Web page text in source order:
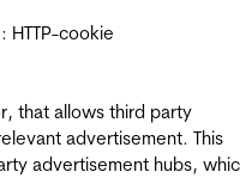
: HTTP-cookie
that allows third party
advertisement. This
advertisement hubs,